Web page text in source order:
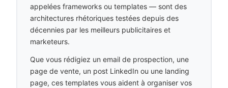
appelées frameworks ou templates — sont des
architectures rhétoriques testées depuis des
décennies par les meilleurs publicitaires et
marketeurs.
Que vous rédigiez un email de prospection, une
page de vente, un post LinkedIn ou une landing
page, ces templates vous aident à organiser vos